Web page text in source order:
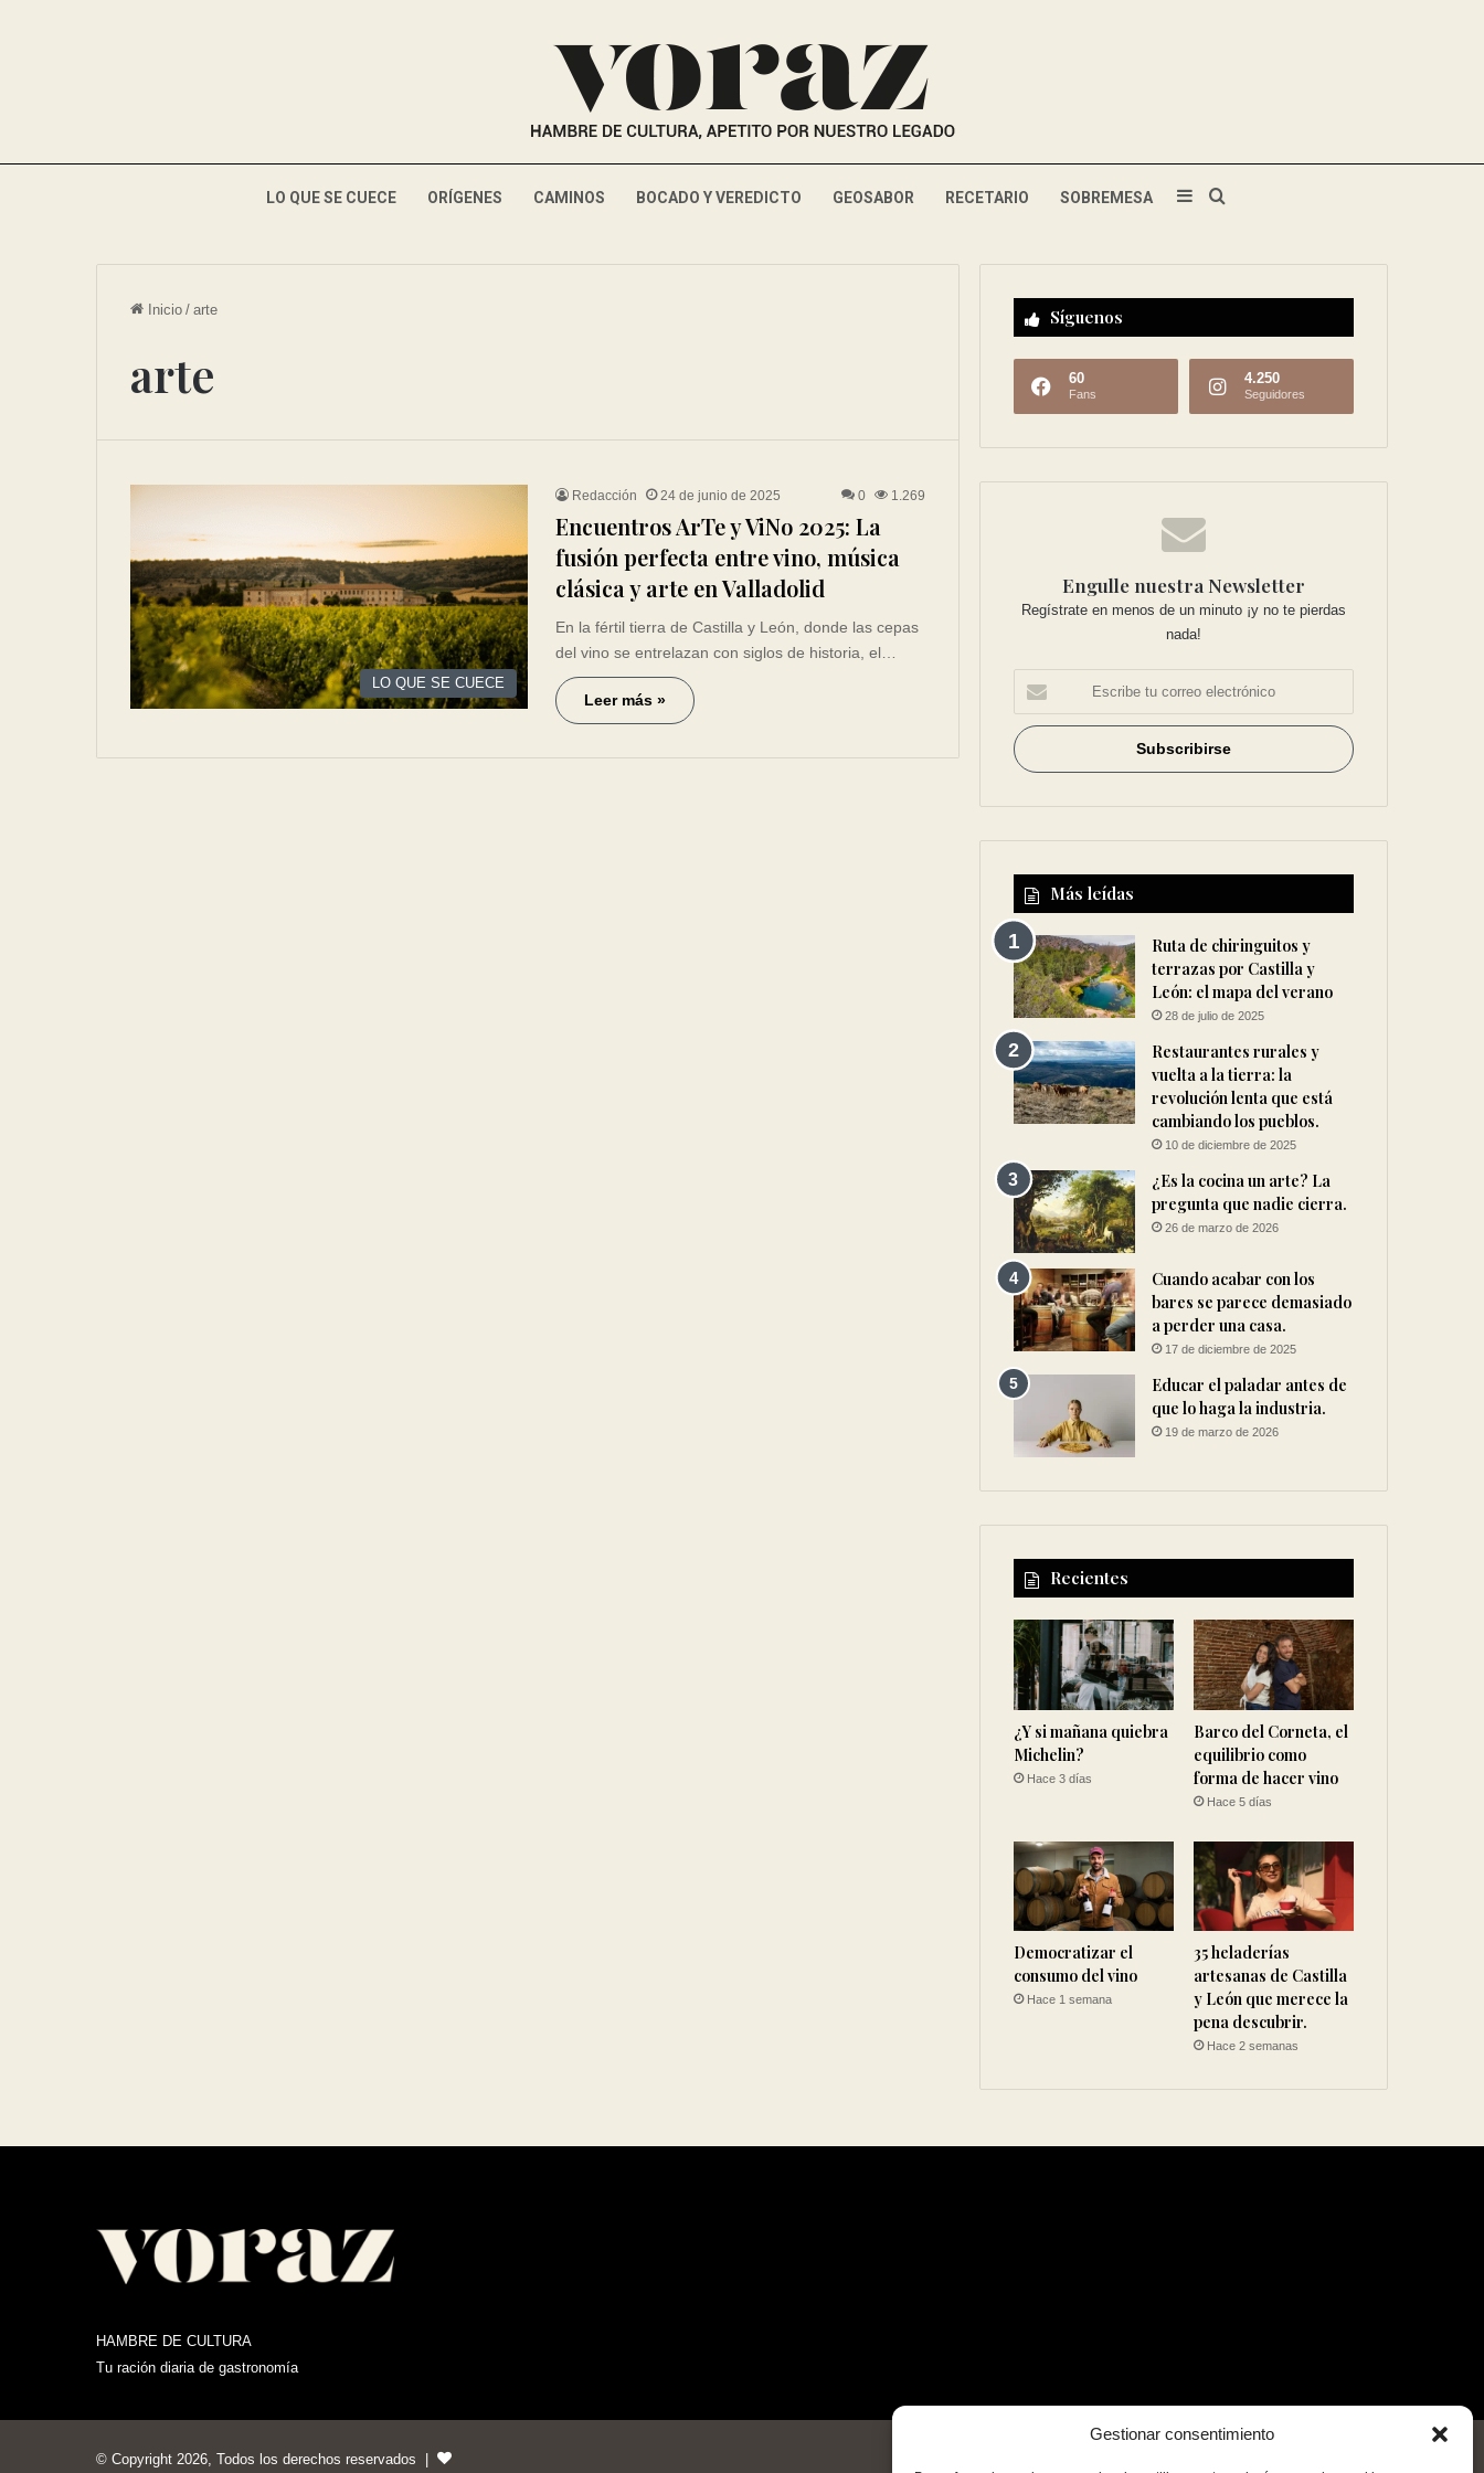
Gestionar consentimiento
LO QUE SE CUECE ORÍGENES CAMINOS BOCADO Y VEREDICTO GEOSABOR RECETARIO SOBREMESA
Inicio / arte
arte
LO QUE SE CUECE
Redacción 24 de junio de 2025 0 1.269
Encuentros ArTe y ViNo 2025: La
fusión perfecta entre vino, música
clásica y arte en Valladolid
En la fértil tierra de Castilla y León, donde las cepas
del vino se entrelazan con siglos de historia, el…
Leer más »
Síguenos
60
Fans
4.250
Seguidores
Engulle nuestra Newsletter
Regístrate en menos de un minuto ¡y no te pierdas
nada!
Más leídas
Ruta de chiringuitos y
terrazas por Castilla y
León: el mapa del verano
28 de julio de 2025
Restaurantes rurales y
vuelta a la tierra: la
revolución lenta que está
cambiando los pueblos.
10 de diciembre de 2025
¿Es la cocina un arte? La
pregunta que nadie cierra.
26 de marzo de 2026
Cuando acabar con los
bares se parece demasiado
a perder una casa.
17 de diciembre de 2025
Educar el paladar antes de
que lo haga la industria.
19 de marzo de 2026
Recientes
¿Y si mañana quiebra
Michelin?
Hace 3 días
Barco del Corneta, el
equilibrio como
forma de hacer vino
Hace 5 días
Democratizar el
consumo del vino
Hace 1 semana
35 heladerías
artesanas de Castilla
y León que merece la
pena descubrir.
Hace 2 semanas
HAMBRE DE CULTURA
Tu ración diaria de gastronomía
© Copyright 2026, Todos los derechos reservados |